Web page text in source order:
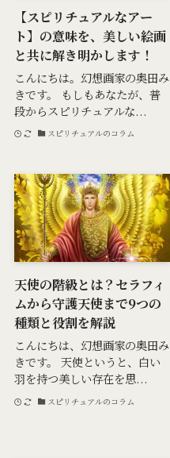
【スピリチュアルなアー
ト】の意味を、美しい絵画
と共に解き明かします！
こんにちは。幻想画家の奥田み
きです。 もしもあなたが、普
段からスピリチュアルな...
スピリチュアルのコラム
天使の階級とは？セラフィ
ムから守護天使まで9つの
種類と役割を解説
こんにちは、幻想画家の奥田み
きです。 天使というと、白い
羽を持つ美しい存在を思...
スピリチュアルのコラム